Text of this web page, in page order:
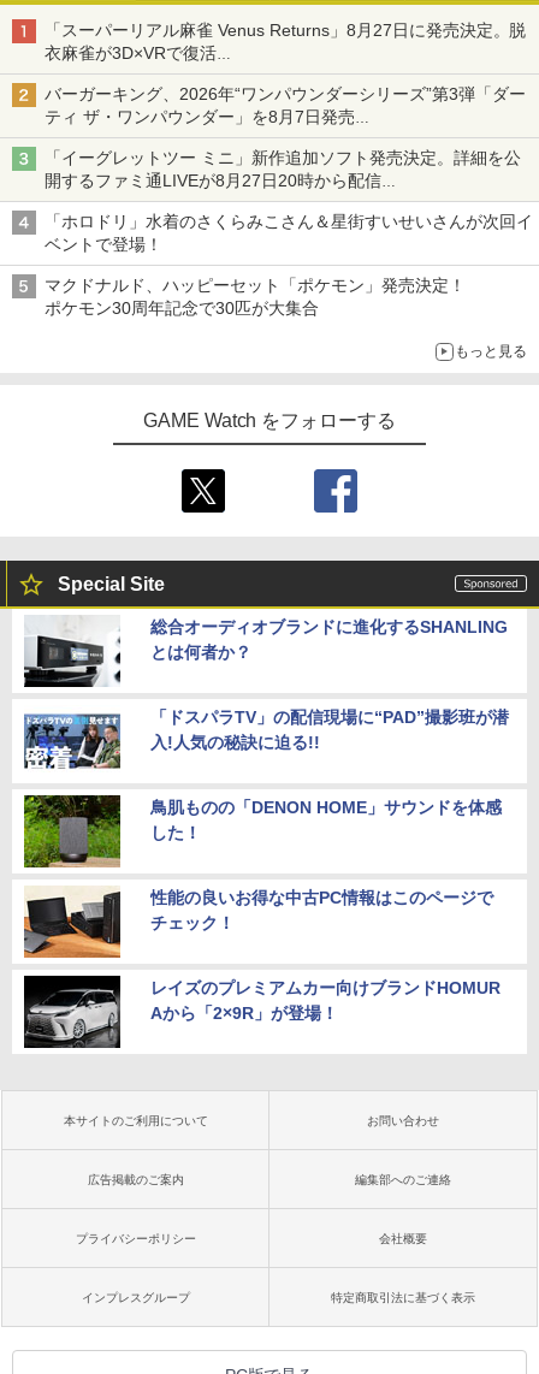
「スーパーリアル麻雀 Venus Returns」8月27日に発売決定。脱
衣麻雀が3D×VRで復活
発売から2週間は20%オフになるセールが実施
バーガーキング、2026年“ワンパウンダーシリーズ”第3弾「ダー
ティ ザ・ワンパウンダー」を8月7日発売
「特製ガーリックマヨソース」を使用した超大型チーズバーガー
「イーグレットツー ミニ」新作追加ソフト発売決定。詳細を公
開するファミ通LIVEが8月27日20時から配信
シリーズ累計100タイトルへ
「ホロドリ」水着のさくらみこさん＆星街すいせいさんが次回イ
ベントで登場！
マクドナルド、ハッピーセット「ポケモン」発売決定！
ポケモン30周年記念で30匹が大集合
もっと見る
GAME Watch をフォローする
Special Site
総合オーディオブランドに進化するSHANLING
とは何者か？
「ドスパラTV」の配信現場に“PAD”撮影班が潜
入!人気の秘訣に迫る!!
鳥肌ものの「DENON HOME」サウンドを体感
した！
性能の良いお得な中古PC情報はこのページで
チェック！
レイズのプレミアムカー向けブランドHOMUR
Aから「2×9R」が登場！
本サイトのご利用について お問い合わせ
広告掲載のご案内 編集部へのご連絡
プライバシーポリシー 会社概要
インプレスグループ 特定商取引法に基づく表示